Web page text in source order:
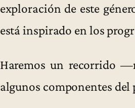
exploración de este
está inspirado en los
Haremos un recorrido
algunos componentes del